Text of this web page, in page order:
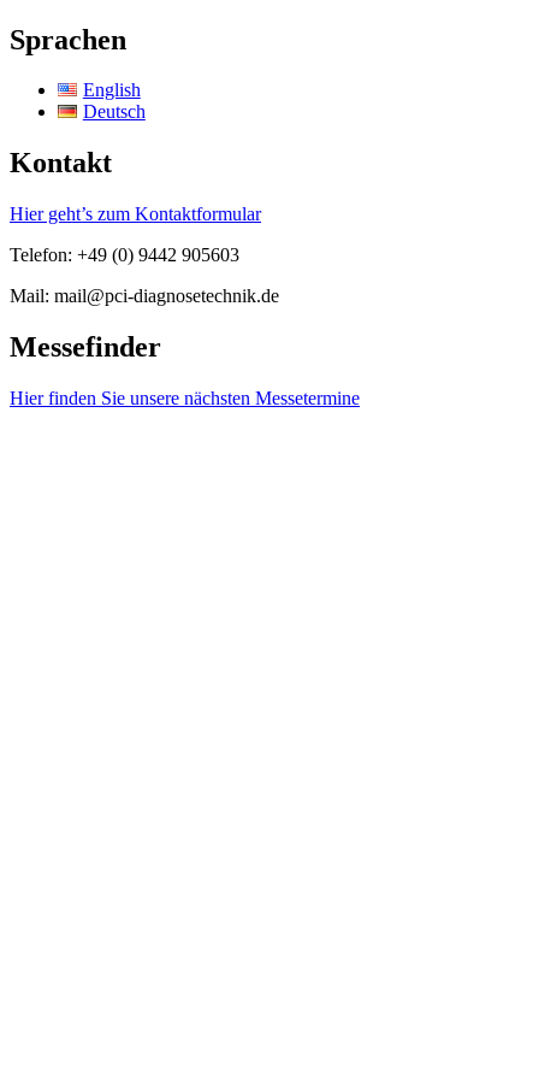
Sprachen
English
Deutsch
Kontakt
Hier geht’s zum Kontaktformular
Telefon: +49 (0) 9442 905603
Mail: mail@pci-diagnosetechnik.de
Messefinder
Hier finden Sie unsere nächsten Messetermine